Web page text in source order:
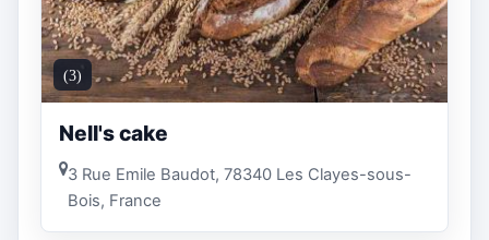
(3)
Nell's cake
3 Rue Emile Baudot, 78340 Les Clayes-sous-
Bois, France